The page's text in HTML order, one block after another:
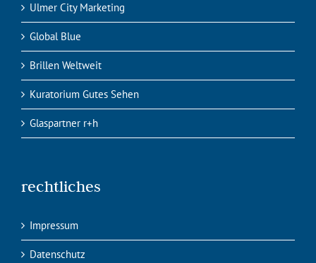
Ulmer City Marketing
Global Blue
Brillen Weltweit
Kuratorium Gutes Sehen
Glaspartner r+h
rechtliches
Impressum
Datenschutz